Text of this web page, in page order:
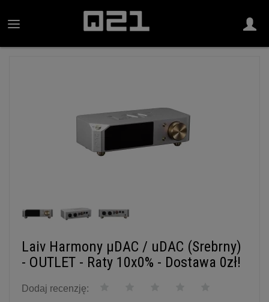
Laiv Harmony µDAC / uDAC (Srebrny)
- OUTLET - Raty 10x0% - Dostawa 0zł!
Dodaj recenzję: